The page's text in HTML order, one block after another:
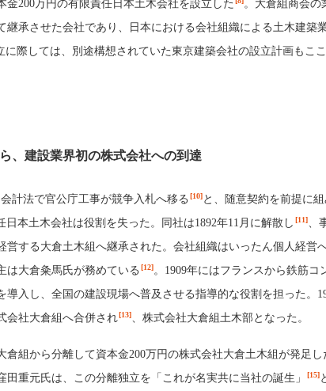
金200万円の有限責任日本土木会社を設立した
。大倉組商会の
継承させた会社であり、日本における会社組織による土木建築
に際しては、別途構想されていた東京建築会社の設立計画もこ
、建設業界初の株式会社への到達
計法で官公庁工事が競争入札へ移る [10]と、随意契約を前提に
日本土木会社は役割を失った。同社は1892年11月に解散し [11]、
営する大倉土木組へ継承された。会社組織はいったん個人経営へ
は大倉粂馬氏が務めている [12]。1909年にはフランスから鉄筋コ
導入し、全国の建設現場へ普及させる指導的な役割を担った。
会社大倉組へ合併され[13]、株式会社大倉組土木部となった。
倉組から分離して資本金200万円の株式会社大倉土木組が発足し
田重元氏は、この分離独立を「これが名実共に当社の誕生」
[15]